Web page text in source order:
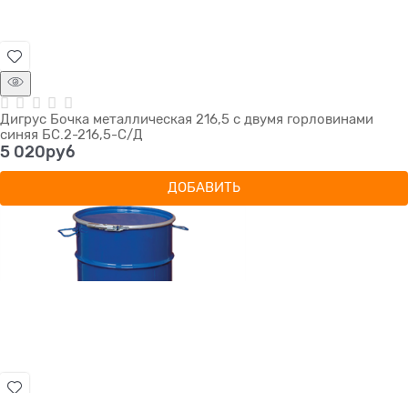
Дигрус Бочка металлическая 216,5 с двумя горловинами
синяя БС.2-216,5-С/Д
5 020руб
ДОБАВИТЬ